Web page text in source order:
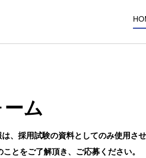
ム
、採⽤試験の資料としてのみ使⽤さ
とをご了解頂き、ご応募ください。